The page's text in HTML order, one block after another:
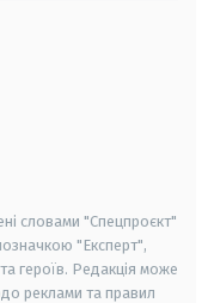
словами "Спецпроєкт"
"Експерт",
героїв. Редакція може
реклами та правил